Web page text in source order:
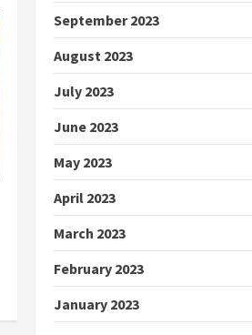
September 2023
August 2023
July 2023
June 2023
May 2023
April 2023
March 2023
February 2023
January 2023